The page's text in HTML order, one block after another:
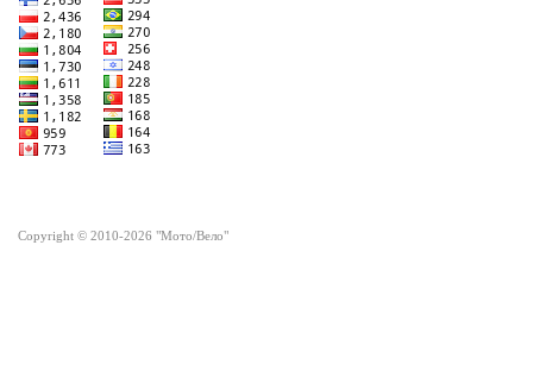
Copyright © 2010-2026 "Мото/Вело"